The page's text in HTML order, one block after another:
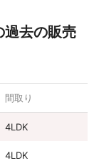
過去の販売
間取り
4LDK
4LDK